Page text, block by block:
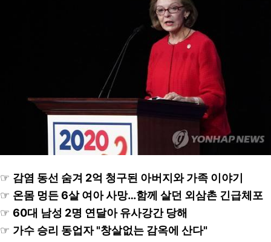
☞ 감염 동선 숨겨 2억 청구된 아버지와 가족 이야기
☞ 온몸 멍든 6살 여아 사망…함께 살던 외삼촌 긴급체포
☞ 60대 남성 2명 연달아 유사강간 당해
☞ 가수 승리 동업자 "창살없는 감옥에 산다"